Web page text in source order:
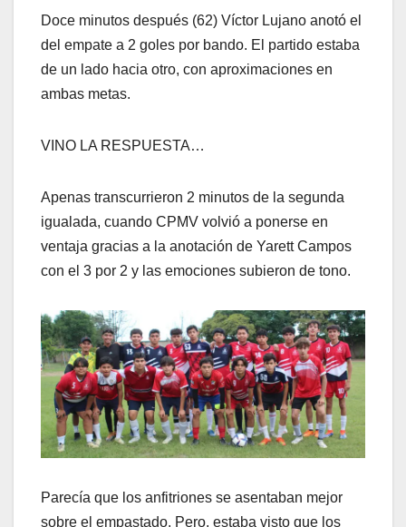
Doce minutos después (62) Víctor Lujano anotó el
del empate a 2 goles por bando. El partido estaba
de un lado hacia otro, con aproximaciones en
ambas metas.
VINO LA RESPUESTA…
Apenas transcurrieron 2 minutos de la segunda
igualada, cuando CPMV volvió a ponerse en
ventaja gracias a la anotación de Yarett Campos
con el 3 por 2 y las emociones subieron de tono.
Parecía que los anfitriones se asentaban mejor
sobre el empastado. Pero, estaba visto que los